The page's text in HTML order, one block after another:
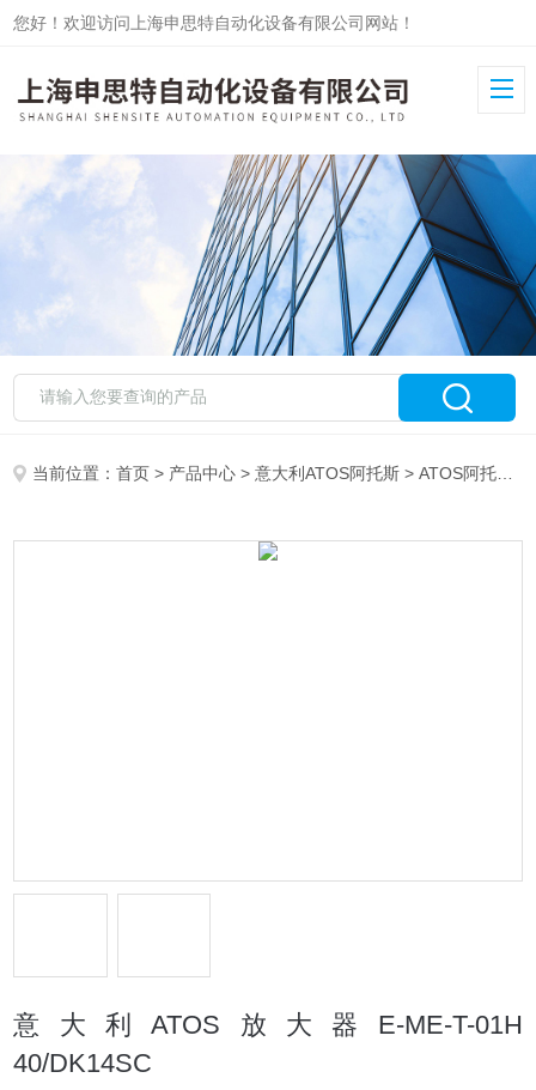
您好！欢迎访问上海申思特自动化设备有限公司网站！
当前位置：首页 > 产品中心 >意大利ATOS阿托斯 >ATOS阿托斯液压附件
意大利ATOS放大器E-ME-T-01H
40/DK14SC